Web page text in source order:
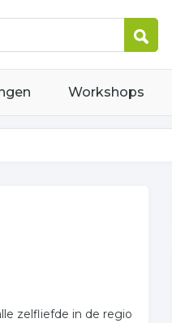
Workshops
zelfliefde in de regio